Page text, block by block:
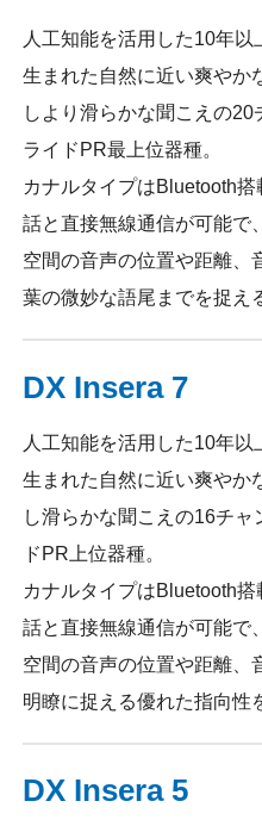
人工知能を活用した10年
生まれた自然に近い爽やか
しより滑らかな聞こえの
ライドPR最上位器種。
カナルタイプはBluetooth
話と直接無線通信が可能で
空間の音声の位置や距離、
葉の微妙な語尾までを捉え
DX Insera 7
人工知能を活用した10年
生まれた自然に近い爽やか
し滑らかな聞こえの16チ
ドPR上位器種。
カナルタイプはBluetooth
話と直接無線通信が可能で
空間の音声の位置や距離、
明瞭に捉える優れた指向性
DX Insera 5